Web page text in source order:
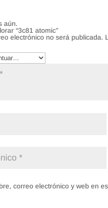
aún.
“3c81 atomic”
electrónico no será publicada.
correo electrónico y web en